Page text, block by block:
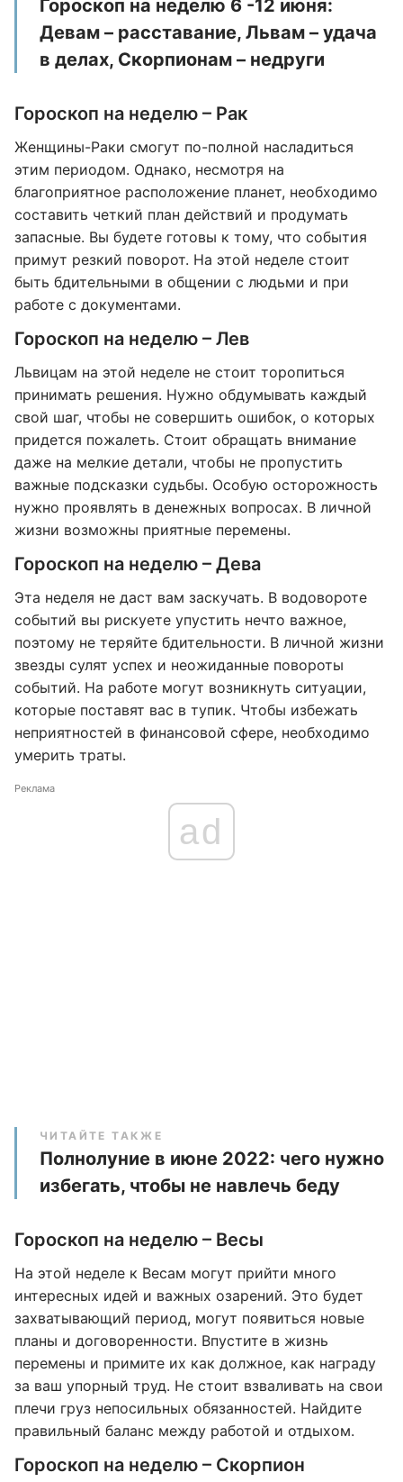
Гороскоп на неделю 6 -12 июня:
Девам – расставание, Львам – удача
в делах, Скорпионам – недруги
Гороскоп на неделю – Рак
Женщины-Раки смогут по-полной насладиться
этим периодом. Однако, несмотря на
благоприятное расположение планет, необходимо
составить четкий план действий и продумать
запасные. Вы будете готовы к тому, что события
примут резкий поворот. На этой неделе стоит
быть бдительными в общении с людьми и при
работе с документами.
Гороскоп на неделю – Лев
Львицам на этой неделе не стоит торопиться
принимать решения. Нужно обдумывать каждый
свой шаг, чтобы не совершить ошибок, о которых
придется пожалеть. Стоит обращать внимание
даже на мелкие детали, чтобы не пропустить
важные подсказки судьбы. Особую осторожность
нужно проявлять в денежных вопросах. В личной
жизни возможны приятные перемены.
Гороскоп на неделю – Дева
Эта неделя не даст вам заскучать. В водовороте
событий вы рискуете упустить нечто важное,
поэтому не теряйте бдительности. В личной жизни
звезды сулят успех и неожиданные повороты
событий. На работе могут возникнуть ситуации,
которые поставят вас в тупик. Чтобы избежать
неприятностей в финансовой сфере, необходимо
умерить траты.
Реклама
ad
ЧИТАЙТЕ ТАКЖЕ
Полнолуние в июне 2022: чего нужно
избегать, чтобы не навлечь беду
Гороскоп на неделю – Весы
На этой неделе к Весам могут прийти много
интересных идей и важных озарений. Это будет
захватывающий период, могут появиться новые
планы и договоренности. Впустите в жизнь
перемены и примите их как должное, как награду
за ваш упорный труд. Не стоит взваливать на свои
плечи груз непосильных обязанностей. Найдите
правильный баланс между работой и отдыхом.
Гороскоп на неделю – Скорпион